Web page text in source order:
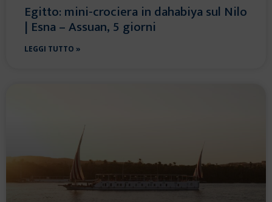
Egitto: mini-crociera in dahabiya sul Nilo
| Esna – Assuan, 5 giorni
LEGGI TUTTO »